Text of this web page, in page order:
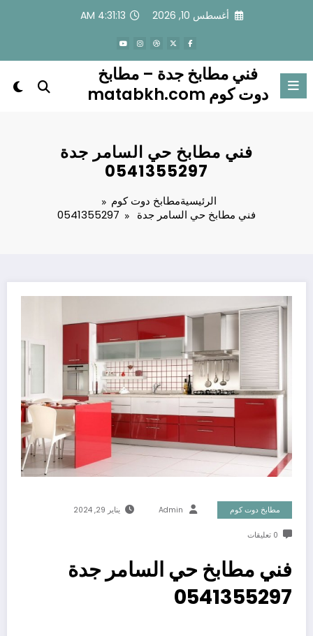
أغسطس 10, 2026 4:31:14 AM
فني مطابخ جدة – مطابخ
دوت كوم matabkh.com
فني مطابخ حي السامر جدة
0541355297
الرئيسيةمطابخ دوت كوم
فني مطابخ حي السامر جدة 0541355297
مطابخ دوت كوم Admin يناير 29, 2024
0 تعليقات
فني مطابخ حي السامر جدة
0541355297